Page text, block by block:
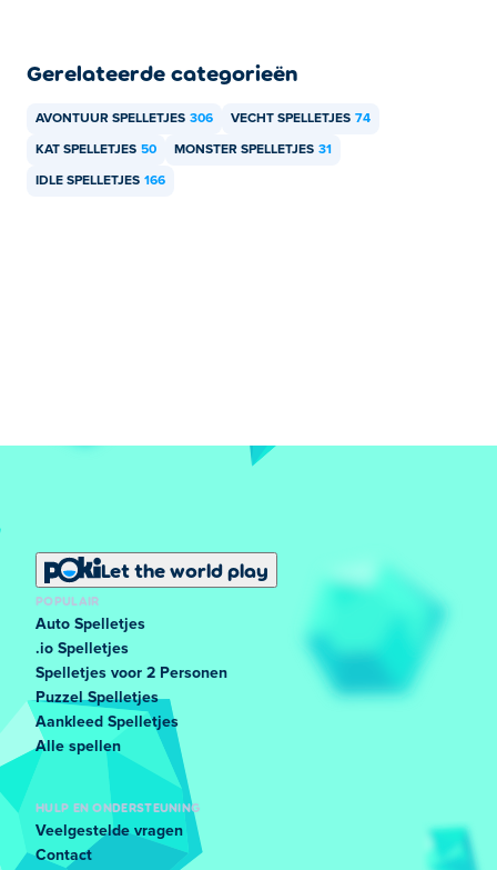
Gerelateerde categorieën
AVONTUUR SPELLETJES 306 VECHT SPELLETJES 74
KAT SPELLETJES 50 MONSTER SPELLETJES 31
IDLE SPELLETJES 166
Let the world play
POPULAIR
Auto Spelletjes
.io Spelletjes
Spelletjes voor 2 Personen
Puzzel Spelletjes
Aankleed Spelletjes
Alle spellen
HULP EN ONDERSTEUNING
Veelgestelde vragen
Contact